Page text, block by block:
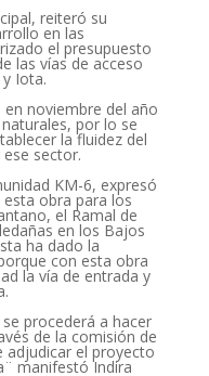
reiteró su
en las
el presupuesto
las vías de acceso
Iota.
en noviembre del año
por lo se
la fluidez del
sector.
KM-6, expresó
obra para los
el Ramal de
en los Bajos
ha dado la
con esta obra
la vía de entrada y
procederá a hacer
de la comisión de
el proyecto
manifestó Indira